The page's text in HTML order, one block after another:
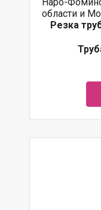
области и
Резка